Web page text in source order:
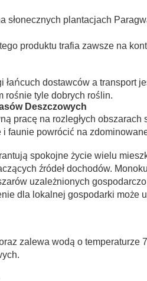
słonecznych plantacjach
produktu trafia zawsze na
dostawców a transport
rośnie tyle dobrych roślin.
Deszczowych
pracę na rozległych obszarach
faunie powrócić na
spokojne życie wielu
źródeł dochodów.
uzależnionych
dla lokalnej gospodarki może
zalewa wodą o temperaturze